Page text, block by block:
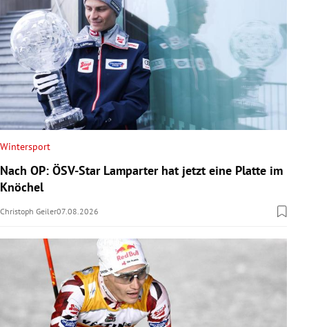
Wintersport
Nach OP: ÖSV-Star Lamparter hat jetzt eine Platte im
Knöchel
Christoph Geiler07.08.2026